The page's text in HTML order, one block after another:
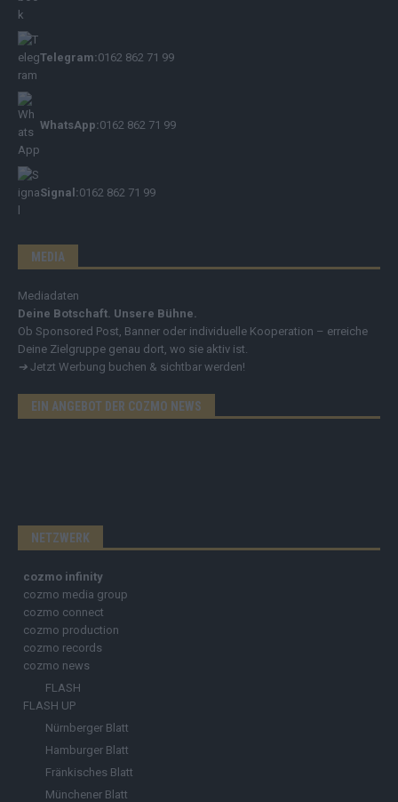
Telegram:0162 862 71 99
WhatsApp:0162 862 71 99
Signal:0162 862 71 99
MEDIA
Mediadaten
Deine Botschaft. Unsere Bühne.
Ob Sponsored Post, Banner oder individuelle Kooperation – erreiche
Deine Zielgruppe genau dort, wo sie aktiv ist.
➔ Jetzt Werbung buchen & sichtbar werden!
EIN ANGEBOT DER COZMO NEWS
NETZWERK
cozmo infinity
cozmo media group
cozmo connect
cozmo production
cozmo records
cozmo news
FLASH
FLASH UP
Nürnberger Blatt
Hamburger Blatt
Fränkisches Blatt
Münchener Blatt